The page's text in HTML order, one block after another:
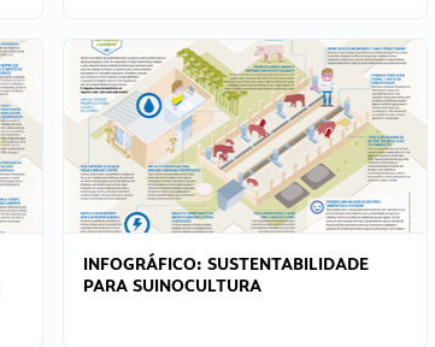
INFOGRÁFICO: SUSTENTABILIDADE
PARA SUINOCULTURA